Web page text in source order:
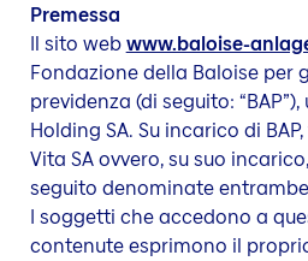
Premessa
Il sito webwww.baloise-
Fondazione della Baloise
previdenza (di seguito:
Holding SA. Su incarico di
Vita SA ovvero, su suo
seguito denominate
I soggetti che accedono a
contenute esprimono il